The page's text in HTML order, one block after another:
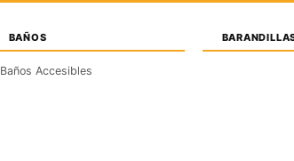
BAÑOS
Baños Accesibles